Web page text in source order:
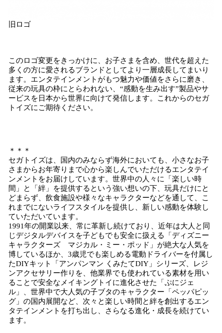
旧ロゴ
このロゴ変更をきっかけに、お子さまを含め、世代を超えた
多くの方に愛されるブランドとしてより一層成長してまいり
ます。エンタテインメントがもつ魅力や価値をさらに磨き、
従来の玩具の枠にとらわれない、“感動を生み出す”製品やサ
ービスを日本から世界に向けて発信します。これからのセガ
トイズにご期待ください。
＊＊＊
セガトイズは、国内のみならず海外においても、小さなお子
さまからお年寄りまで心から楽しんでいただけるエンタテイ
ンメントをお届けしています。世界中の人々に「楽しい時
間」と「絆」を提供するという強い想いの下、玩具だけにと
どまらず、飲食施設や様々なキャラクターなどを通して、こ
れまでにないライフスタイルを提供し、新しい感動を体験し
ていただいています。
1991年の開業以来、常に革新し続けており、近年は大人と同
じデジタルデバイスを子どもでも安全に扱える「ディズニー
キャラクターズ マジカル・ミー・ポッド」が絶大な人気を
博しているほか、3歳児でも楽しめる電動ドライバーを付属し
たDIYキット「アンパンマン くみたてDIY」シリーズ、レジ
ンアクセサリー作りを、他業界でも使われている素材を用い
ることで安全なメイキングトイに進化させた「ぷにジェ
ル」、世界中で大人気の子ブタのキャラクター「ペッパピッ
グ」の国内展開など、次々と楽しい時間と絆を創出するエン
タテインメントを打ち出し、さらなる進化・成長を続けてい
ます。